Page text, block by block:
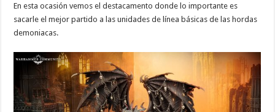
En esta ocasión vemos el destacamento donde lo importante es
sacarle el mejor partido a las unidades de línea básicas de las hordas
demoniacas.